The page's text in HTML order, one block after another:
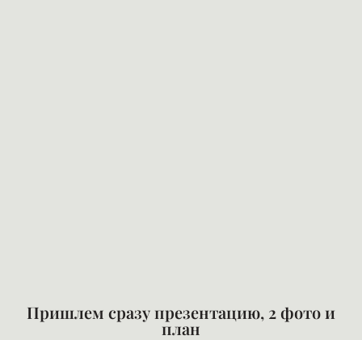
Пришлем сразу презентацию, 2 фото и
план